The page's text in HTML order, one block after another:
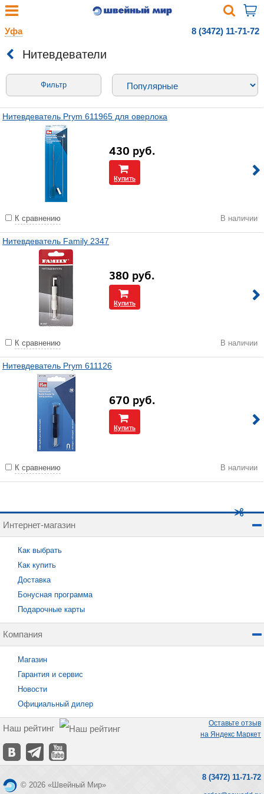
Уфа 8 (3472) 11-71-72
Нитевдеватели
Фильтр
Нитевдеватель Prym 611965 для оверлока
430 руб.
Купить
К сравнению В наличии
Нитевдеватель Family 2347
380 руб.
Купить
К сравнению В наличии
Нитевдеватель Prym 611126
670 руб.
Купить
К сравнению В наличии
Интернет-магазин
Как выбрать
Как купить
Доставка
Бонусная программа
Подарочные карты
Компания
Магазин
Гарантия и сервис
Новости
Официальный дилер
Наш рейтинг
Оставьте отзыв
на Яндекс Маркет
© 2026 «Швейный Мир»
8 (3472) 11-71-72